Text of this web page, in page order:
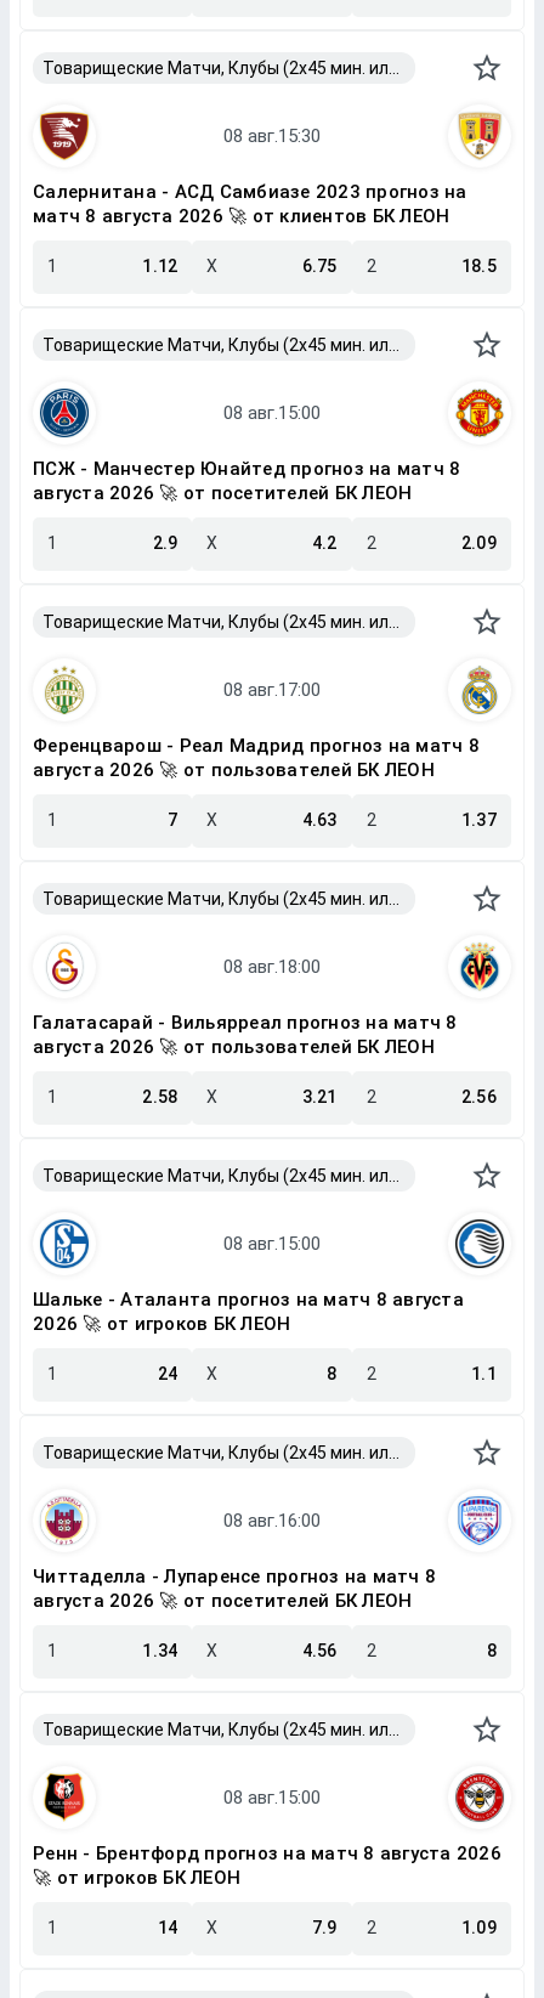
Салернитана - АСД Самбиазе 2023 прогноз на
матч 8 августа 2026 🚀 от клиентов БК ЛЕОН
1 1.12 X 6.75 2 18.5
ПСЖ - Манчестер Юнайтед прогноз на матч 8
августа 2026 🚀 от посетителей БК ЛЕОН
1 2.9 X 4.2 2 2.09
Ференцварош - Реал Мадрид прогноз на матч 8
августа 2026 🚀 от пользователей БК ЛЕОН
1 7 X 4.63 2 1.37
Галатасарай - Вильярреал прогноз на матч 8
августа 2026 🚀 от пользователей БК ЛЕОН
1 2.58 X 3.21 2 2.56
Шальке - Аталанта прогноз на матч 8 августа
2026 🚀 от игроков БК ЛЕОН
1 24 X 8 2 1.1
Читтаделла - Лупаренсе прогноз на матч 8
августа 2026 🚀 от посетителей БК ЛЕОН
1 1.34 X 4.56 2 8
Ренн - Брентфорд прогноз на матч 8 августа 2026
🚀 от игроков БК ЛЕОН
1 14 X 7.9 2 1.09